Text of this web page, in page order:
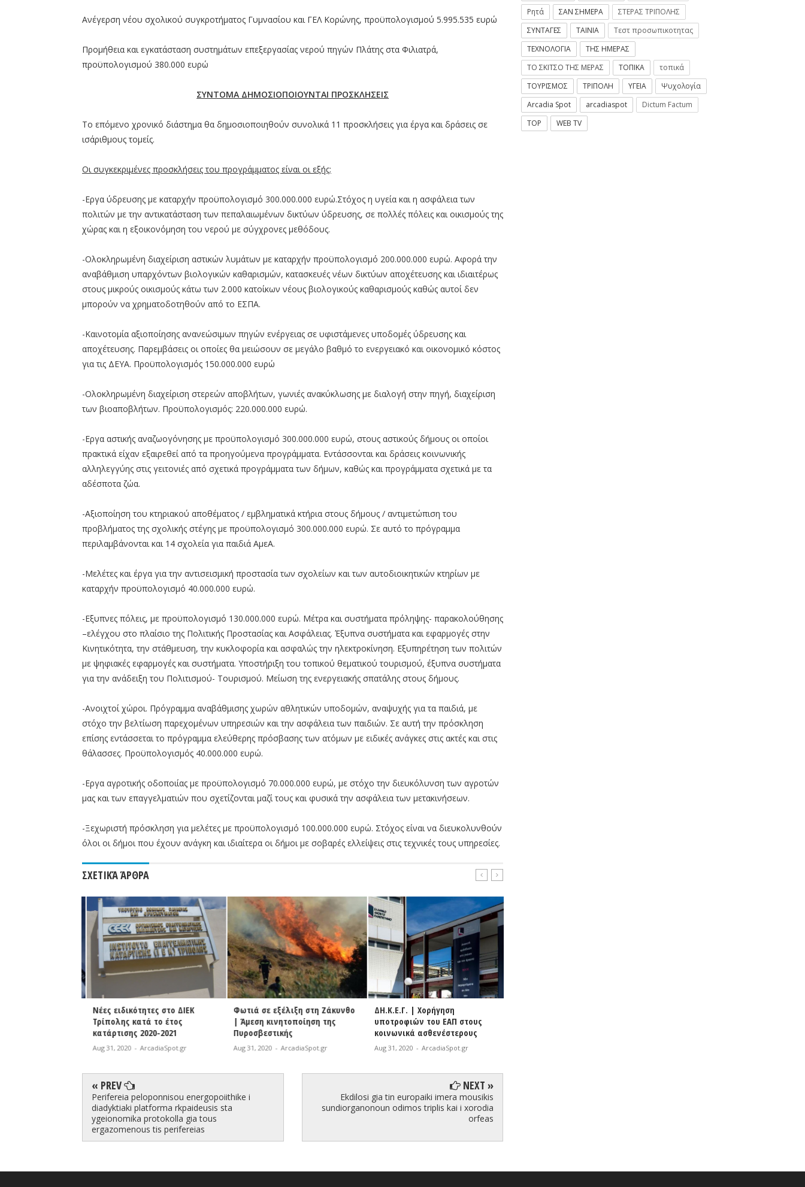
Ανέγερση νέου σχολικού συγκροτήματος Γυμνασίου και ΓΕΛ Κορώνης, προϋπολογισμού 5.995.535 ευρώ
Προμήθεια και εγκατάσταση συστημάτων επεξεργασίας νερού πηγών Πλάτης στα Φιλιατρά,
προϋπολογισμού 380.000 ευρώ
ΣΥΝΤΟΜΑ ΔΗΜΟΣΙΟΠΟΙΟΥΝΤΑΙ ΠΡΟΣΚΛΗΣΕΙΣ
Το επόμενο χρονικό διάστημα θα δημοσιοποιηθούν συνολικά 11 προσκλήσεις για έργα και δράσεις σε
ισάριθμους τομείς.
Οι συγκεκριμένες προσκλήσεις του προγράμματος είναι οι εξής:
-Εργα ύδρευσης με καταρχήν προϋπολογισμό 300.000.000 ευρώ.Στόχος η υγεία και η ασφάλεια των
πολιτών με την αντικατάσταση των πεπαλαιωμένων δικτύων ύδρευσης, σε πολλές πόλεις και οικισμούς της
χώρας και η εξοικονόμηση του νερού με σύγχρονες μεθόδους.
-Ολοκληρωμένη διαχείριση αστικών λυμάτων με καταρχήν προϋπολογισμό 200.000.000 ευρώ. Αφορά την
αναβάθμιση υπαρχόντων βιολογικών καθαρισμών, κατασκευές νέων δικτύων αποχέτευσης και ιδιαιτέρως
στους μικρούς οικισμούς κάτω των 2.000 κατοίκων νέους βιολογικούς καθαρισμούς καθώς αυτοί δεν
μπορούν να χρηματοδοτηθούν από το ΕΣΠΑ.
-Καινοτομία αξιοποίησης ανανεώσιμων πηγών ενέργειας σε υφιστάμενες υποδομές ύδρευσης και
αποχέτευσης. Παρεμβάσεις οι οποίες θα μειώσουν σε μεγάλο βαθμό το ενεργειακό και οικονομικό κόστος
για τις ΔΕΥΑ. Προϋπολογισμός 150.000.000 ευρώ
-Ολοκληρωμένη διαχείριση στερεών αποβλήτων, γωνιές ανακύκλωσης με διαλογή στην πηγή, διαχείριση
των βιοαποβλήτων. Προϋπολογισμός: 220.000.000 ευρώ.
-Εργα αστικής αναζωογόνησης με προϋπολογισμό 300.000.000 ευρώ, στους αστικούς δήμους οι οποίοι
πρακτικά είχαν εξαιρεθεί από τα προηγούμενα προγράμματα. Εντάσσονται και δράσεις κοινωνικής
αλληλεγγύης στις γειτονιές από σχετικά προγράμματα των δήμων, καθώς και προγράμματα σχετικά με τα
αδέσποτα ζώα.
-Αξιοποίηση του κτηριακού αποθέματος / εμβληματικά κτήρια στους δήμους / αντιμετώπιση του
προβλήματος της σχολικής στέγης με προϋπολογισμό 300.000.000 ευρώ. Σε αυτό το πρόγραμμα
περιλαμβάνονται και 14 σχολεία για παιδιά ΑμεΑ.
-Μελέτες και έργα για την αντισεισμική προστασία των σχολείων και των αυτοδιοικητικών κτηρίων με
καταρχήν προϋπολογισμό 40.000.000 ευρώ.
-Εξυπνες πόλεις, με προϋπολογισμό 130.000.000 ευρώ. Μέτρα και συστήματα πρόληψης- παρακολούθησης
–ελέγχου στο πλαίσιο της Πολιτικής Προστασίας και Ασφάλειας. Έξυπνα συστήματα και εφαρμογές στην
Κινητικότητα, την στάθμευση, την κυκλοφορία και ασφαλώς την ηλεκτροκίνηση. Εξυπηρέτηση των πολιτών
με ψηφιακές εφαρμογές και συστήματα. Υποστήριξη του τοπικού θεματικού τουρισμού, έξυπνα συστήματα
για την ανάδειξη του Πολιτισμού- Τουρισμού. Μείωση της ενεργειακής σπατάλης στους δήμους.
-Ανοιχτοί χώροι. Πρόγραμμα αναβάθμισης χωρών αθλητικών υποδομών, αναψυχής για τα παιδιά, με
στόχο την βελτίωση παρεχομένων υπηρεσιών και την ασφάλεια των παιδιών. Σε αυτή την πρόσκληση
επίσης εντάσσεται το πρόγραμμα ελεύθερης πρόσβασης των ατόμων με ειδικές ανάγκες στις ακτές και στις
θάλασσες. Προϋπολογισμός 40.000.000 ευρώ.
-Εργα αγροτικής οδοποιίας με προϋπολογισμό 70.000.000 ευρώ, με στόχο την διευκόλυνση των αγροτών
μας και των επαγγελματιών που σχετίζονται μαζί τους και φυσικά την ασφάλεια των μετακινήσεων.
-Ξεχωριστή πρόσκληση για μελέτες με προϋπολογισμό 100.000.000 ευρώ. Στόχος είναι να διευκολυνθούν
όλοι οι δήμοι που έχουν ανάγκη και ιδιαίτερα οι δήμοι με σοβαρές ελλείψεις στις τεχνικές τους υπηρεσίες.
ΣΧΕΤΙΚΆ ΆΡΘΡΑ
Νέες ειδικότητες στο ΔΙΕΚ
Τρίπολης κατά το έτος
κατάρτισης 2020-2021
Aug 31, 2020 - ArcadiaSpot.gr
Φωτιά σε εξέλιξη στη Ζάκυνθο
| Άμεση κινητοποίηση της
Πυροσβεστικής
Aug 31, 2020 - ArcadiaSpot.gr
ΔΗ.Κ.Ε.Γ. | Χορήγηση
υποτροφιών του ΕΑΠ στους
κοινωνικά ασθενέστερους
Aug 31, 2020 - ArcadiaSpot.gr
« PREV
Perifereia peloponnisou energopoiithike i
diadyktiaki platforma rkpaideusis sta
ygeionomika protokolla gia tous
ergazomenous tis perifereias
NEXT »
Ekdilosi gia tin europaiki imera mousikis
sundiorganonoun odimos triplis kai i xorodia
orfeas
Ρητά
ΣΑΝ ΣΗΜΕΡΑ
ΣΤΕΡΑΣ ΤΡΙΠΟΛΗΣ
ΣΥΝΤΑΓΕΣ
ΤΑΙΝΙΑ
Τεστ προσωπικοτητας
ΤΕΧΝΟΛΟΓΙΑ
ΤΗΣ ΗΜΕΡΑΣ
ΤΟ ΣΚΙΤΣΟ ΤΗΣ ΜΕΡΑΣ
ΤΟΠΙΚΑ
τοπικά
ΤΟΥΡΙΣΜΟΣ
ΤΡΙΠΟΛΗ ΥΓΕΙΑ
Ψυχολογία
Arcadia Spot
arcadiaspot
Dictum Factum
TOP
WEB TV